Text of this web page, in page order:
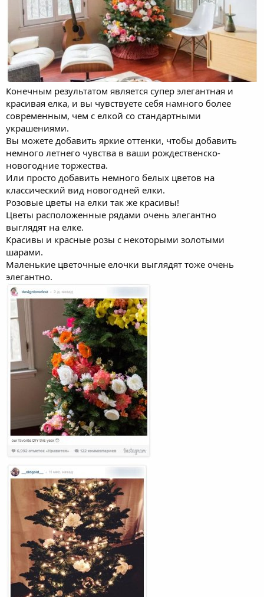
Конечным результатом является супер элегантная и
красивая елка, и вы чувствуете себя намного более
современным, чем с елкой со стандартными
украшениями.
Вы можете добавить яркие оттенки, чтобы добавить
немного летнего чувства в ваши рождественско-
новогодние торжества.
Или просто добавить немного белых цветов на
классический вид новогодней елки.
Розовые цветы на елки так же красивы!
Цветы расположенные рядами очень элегантно
выглядят на елке.
Красивы и красные розы с некоторыми золотыми
шарами.
Маленькие цветочные елочки выглядят тоже очень
элегантно.